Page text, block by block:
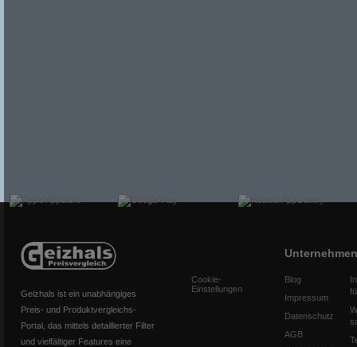
Geizhals ist ein unabhängiges
Preis- und Produktvergleichs-
Portal, das mittels detaillierter Filter
und vielfältiger Features eine
Cookie-
Einstellungen
Unternehmen
Blog
Impressum
Datenschutz
AGB